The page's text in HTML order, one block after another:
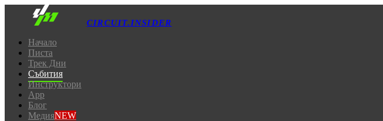
CIRCUIT.INSIDER
Начало
Писта
Трек Дни
Събития
Инструктори
App
Блог
МедияNEW